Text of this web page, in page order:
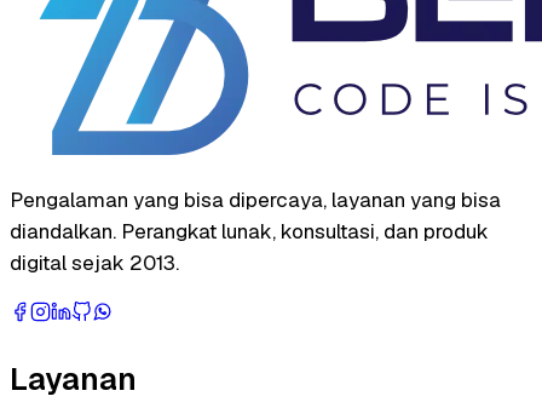
Pengalaman yang bisa dipercaya, layanan yang bisa
diandalkan. Perangkat lunak, konsultasi, dan produk
digital sejak 2013.
Layanan